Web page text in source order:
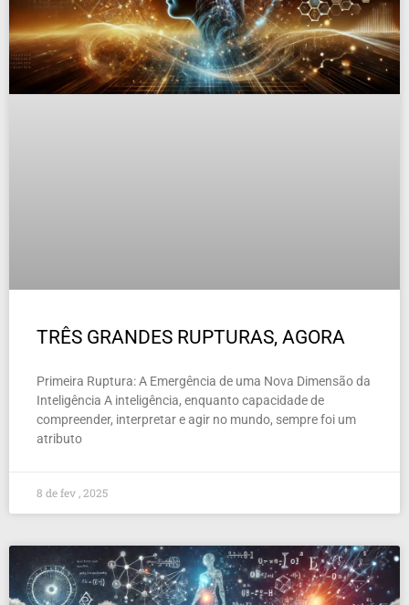
TRÊS GRANDES RUPTURAS, AGORA
Primeira Ruptura: A Emergência de uma Nova Dimensão da
Inteligência A inteligência, enquanto capacidade de
compreender, interpretar e agir no mundo, sempre foi um
atributo
8 de fev , 2025